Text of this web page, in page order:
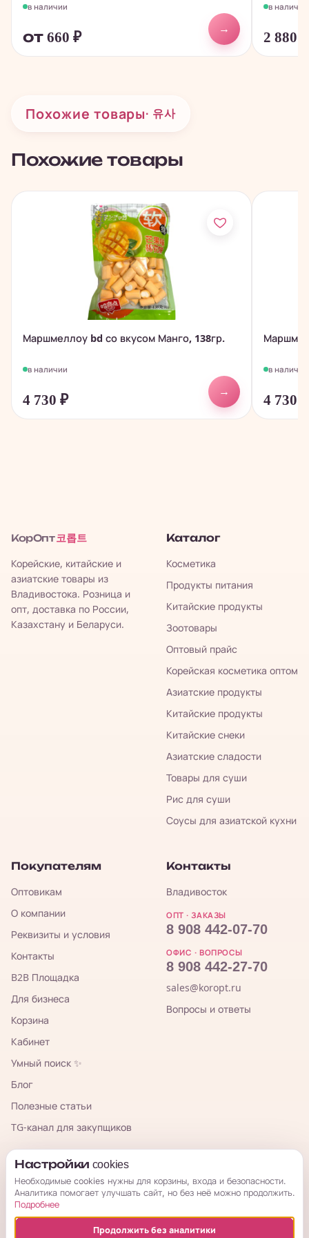
в наличии
от 660 ₽
→
в наличии
2 880
Похожие товары· 유사
Похожие товары
Маршмеллоу bd со вкусом Манго, 138гр.
в наличии
4 730 ₽
→
в наличии
4 730
КорОпт 코롭트
Корейские, китайские и
азиатские товары из
Владивостока. Розница и
опт, доставка по России,
Казахстану и Беларуси.
Каталог
Косметика
Продукты питания
Китайские продукты
Зоотовары
Оптовый прайс
Корейская косметика оптом
Азиатские продукты
Китайские продукты
Китайские снеки
Азиатские сладости
Товары для суши
Рис для суши
Соусы для азиатской кухни
Покупателям
Оптовикам
О компании
Реквизиты и условия
Контакты
B2B Площадка
Для бизнеса
Корзина
Кабинет
Умный поиск ✨
Блог
Полезные статьи
TG-канал для закупщиков
Контакты
Владивосток
ОПТ · ЗАКАЗЫ
8 908 442-07-70
ОФИС · ВОПРОСЫ
8 908 442-27-70
sales@koropt.ru
Вопросы и ответы
КорОпт
Настройки cookies
Необходимые cookies нужны для корзины, входа и безопасности.
Аналитика помогает улучшать сайт, но без неё можно продолжить.
Подробнее
Продолжить без аналитики